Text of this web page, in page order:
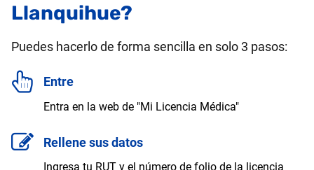
Llanquihue?
Puedes hacerlo de forma sencilla en solo 3 pasos:
Entre
Entra en la web de "Mi Licencia Médica"
Rellene sus datos
Ingresa tu RUT y el número de folio de la licencia